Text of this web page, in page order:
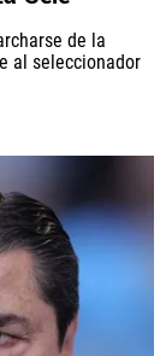
de la
al seleccionador